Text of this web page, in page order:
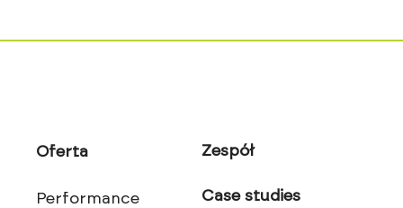
Oferta
Performance
Zespół
Case studies